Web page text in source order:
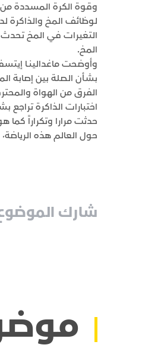
لوظائف المخ والذاكرة
المخ.
وأوضحت ماغدالينـا
بشأن الصلة بين إصابة
حدثت مرارا وتكراراً
حول العالم هذه الرياضة٬ من المهم أن يكونوا على دراية بما يحدث داخل المخ وبالتأثير الذي قد يكون دائماً لهذا".
شارك